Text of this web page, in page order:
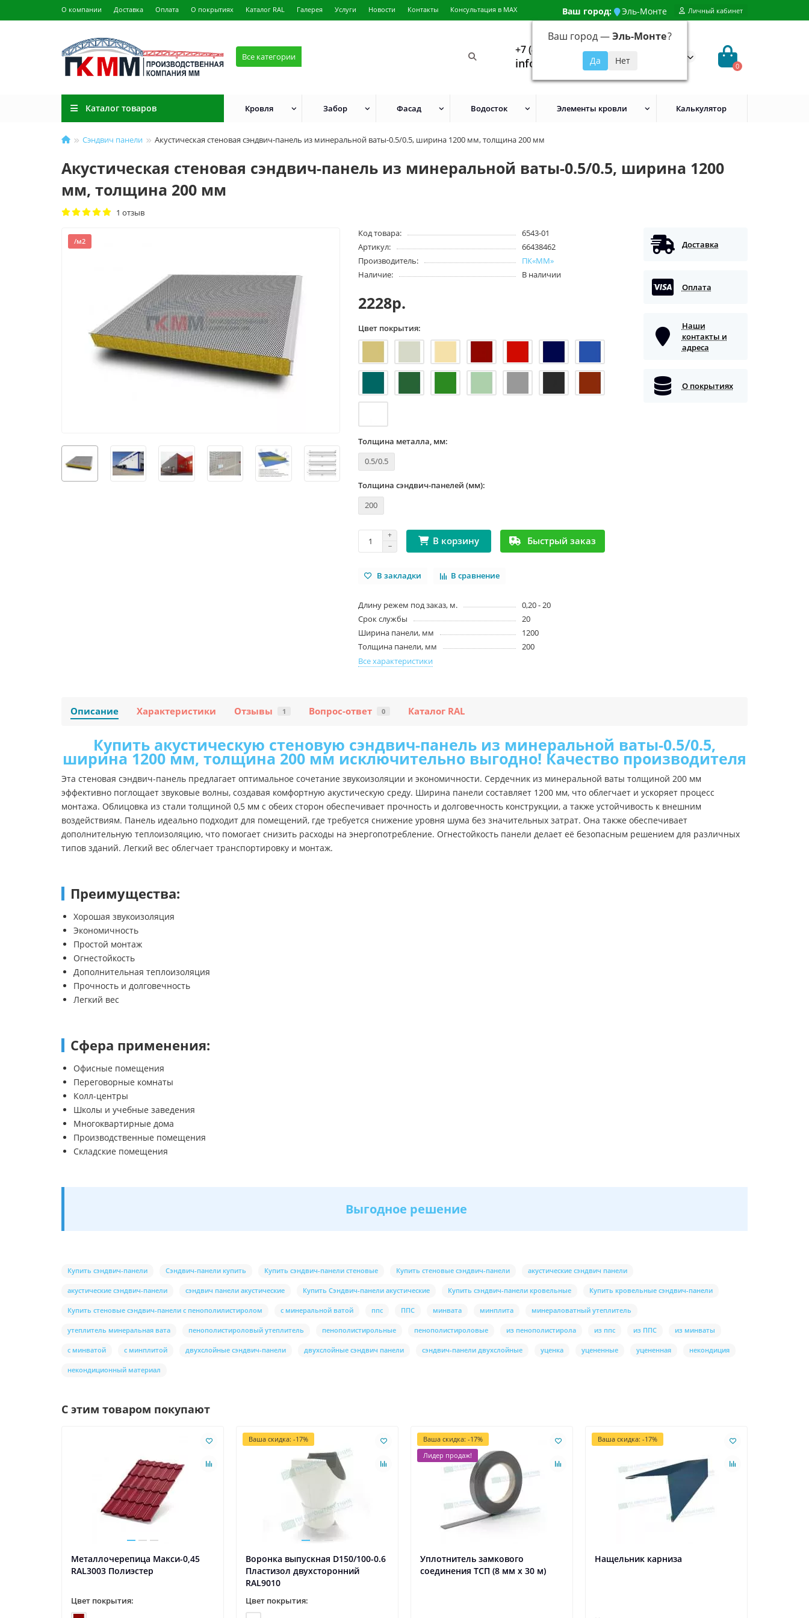
О компании Доставка Оплата О покрытиях Каталог RAL Галерея Услуги Новости Контакты Консультация в MAX Ваш город: Эль-Монте
Ваш город —Эль-Монте?
Личный кабинет
Все категории
+7 (499) 648-92-94
info@evroshtaketnikmoskva.ru 0
Каталог товаров Кровля Забор Фасад Водосток Элементы кровли Калькулятор
Сэндвич панели Акустическая стеновая сэндвич-панель из минеральной ваты-0.5/0.5, ширина 1200 мм, толщина 200 мм
Акустическая стеновая сэндвич-панель из минеральной ваты-0.5/0.5, ширина 1200
мм, толщина 200 мм
1 отзыв
/м2
Код товара:
6543-01
Артикул:
66438462
Производитель:
ПК«ММ»
Наличие:
В наличии
2228р.
Цвет покрытия:
Толщина металла, мм:
0.5/0.5
Толщина сэндвич-панелей (мм):
200
В корзину Быстрый заказ
В закладки В сравнение
Длину режем под заказ, м.
0,20 - 20
Срок службы
20
Ширина панели, мм
1200
Толщина панели, мм
200
Все характеристики
Доставка
Оплата
Наши
контакты и
адреса
О покрытиях
Описание Характеристики Отзывы 1 Вопрос-ответ 0 Каталог RAL
Купить акустическую стеновую сэндвич-панель из минеральной ваты-0.5/0.5,
ширина 1200 мм, толщина 200 мм исключительно выгодно! Качество производителя
Эта стеновая сэндвич-панель предлагает оптимальное сочетание звукоизоляции и экономичности. Сердечник из минеральной ваты толщиной 200 мм
эффективно поглощает звуковые волны, создавая комфортную акустическую среду. Ширина панели составляет 1200 мм, что облегчает и ускоряет процесс
монтажа. Облицовка из стали толщиной 0,5 мм с обеих сторон обеспечивает прочность и долговечность конструкции, а также устойчивость к внешним
воздействиям. Панель идеально подходит для помещений, где требуется снижение уровня шума без значительных затрат. Она также обеспечивает
дополнительную теплоизоляцию, что помогает снизить расходы на энергопотребление. Огнестойкость панели делает её безопасным решением для различных
типов зданий. Легкий вес облегчает транспортировку и монтаж.
Преимущества:
Хорошая звукоизоляция
Экономичность
Простой монтаж
Огнестойкость
Дополнительная теплоизоляция
Прочность и долговечность
Легкий вес
Сфера применения:
Офисные помещения
Переговорные комнаты
Колл-центры
Школы и учебные заведения
Многоквартирные дома
Производственные помещения
Складские помещения
Выгодное решение
Купить сэндвич-панели Сэндвич-панели купить Купить сэндвич-панели стеновые Купить стеновые сэндвич-панели акустические сэндвич панели
акустические сэндвич-панели сэндвич панели акустические Купить Сэндвич-панели акустические Купить сэндвич-панели кровельные Купить кровельные сэндвич-панели
Купить стеновые сэндвич-панели с пенополилистиролом с минеральной ватой ппс ППС минвата минплита минераловатный утеплитель
утеплитель минеральная вата пенополистироловый утеплитель пенополистирольные пенополистироловые из пенополистирола из ппс из ППС из минваты
с минватой с минплитой двухслойные сэндвич-панели двухслойные сэндвич панели сэндвич-панели двухслойные уценка уцененные уцененная некондиция
некондиционный материал
С этим товаром покупают
Металлочерепица Макси-0,45
RAL3003 Полиэстер
Цвет покрытия:
Ваша скидка: -17%
Воронка выпускная D150/100-0.6
Пластизол двухсторонний
RAL9010
Цвет покрытия:
Ваша скидка: -17%
Лидер продаж!
Уплотнитель замкового
соединения ТСП (8 мм х 30 м)
Ваша скидка: -17%
Нащельник карниза